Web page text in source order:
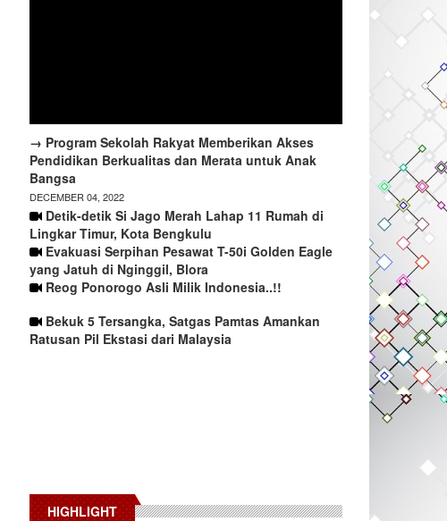
→ Program Sekolah Rakyat Memberikan Akses
Pendidikan Berkualitas dan Merata untuk Anak
Bangsa
DECEMBER 04, 2022
Detik-detik Si Jago Merah Lahap 11 Rumah di
Lingkar Timur, Kota Bengkulu
Evakuasi Serpihan Pesawat T-50i Golden Eagle
yang Jatuh di Nginggil, Blora
Reog Ponorogo Asli Milik Indonesia..!!
Bekuk 5 Tersangka, Satgas Pamtas Amankan
Ratusan Pil Ekstasi dari Malaysia
HIGHLIGHT